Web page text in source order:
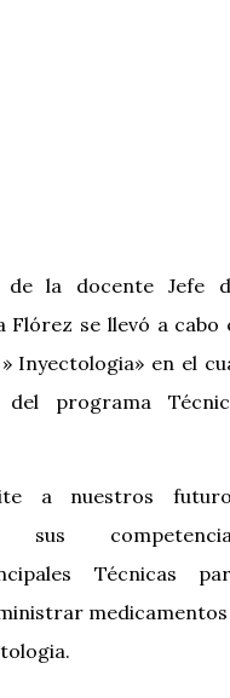
de la docente Jefe
se llevó a cabo
Inyectologia» en el
del programa
a nuestros
sus
Técnicas
medicamentos